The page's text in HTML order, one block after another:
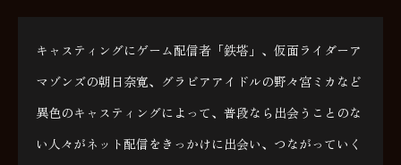
キャスティングにゲーム配信者「鉄塔」、仮面ライダーア
マゾンズの朝日奈寛、グラビアアイドルの野々宮ミカなど
異色のキャスティングによって、普段なら出会うことのな
い人々がネット配信をきっかけに出会い、つながっていく